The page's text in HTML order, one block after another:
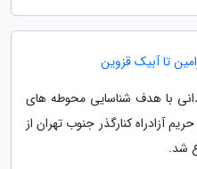
تا آبیک قزوین
با هدف شناسایی محوطه های
آزادراه کنارگذر جنوب تهران از
شد.